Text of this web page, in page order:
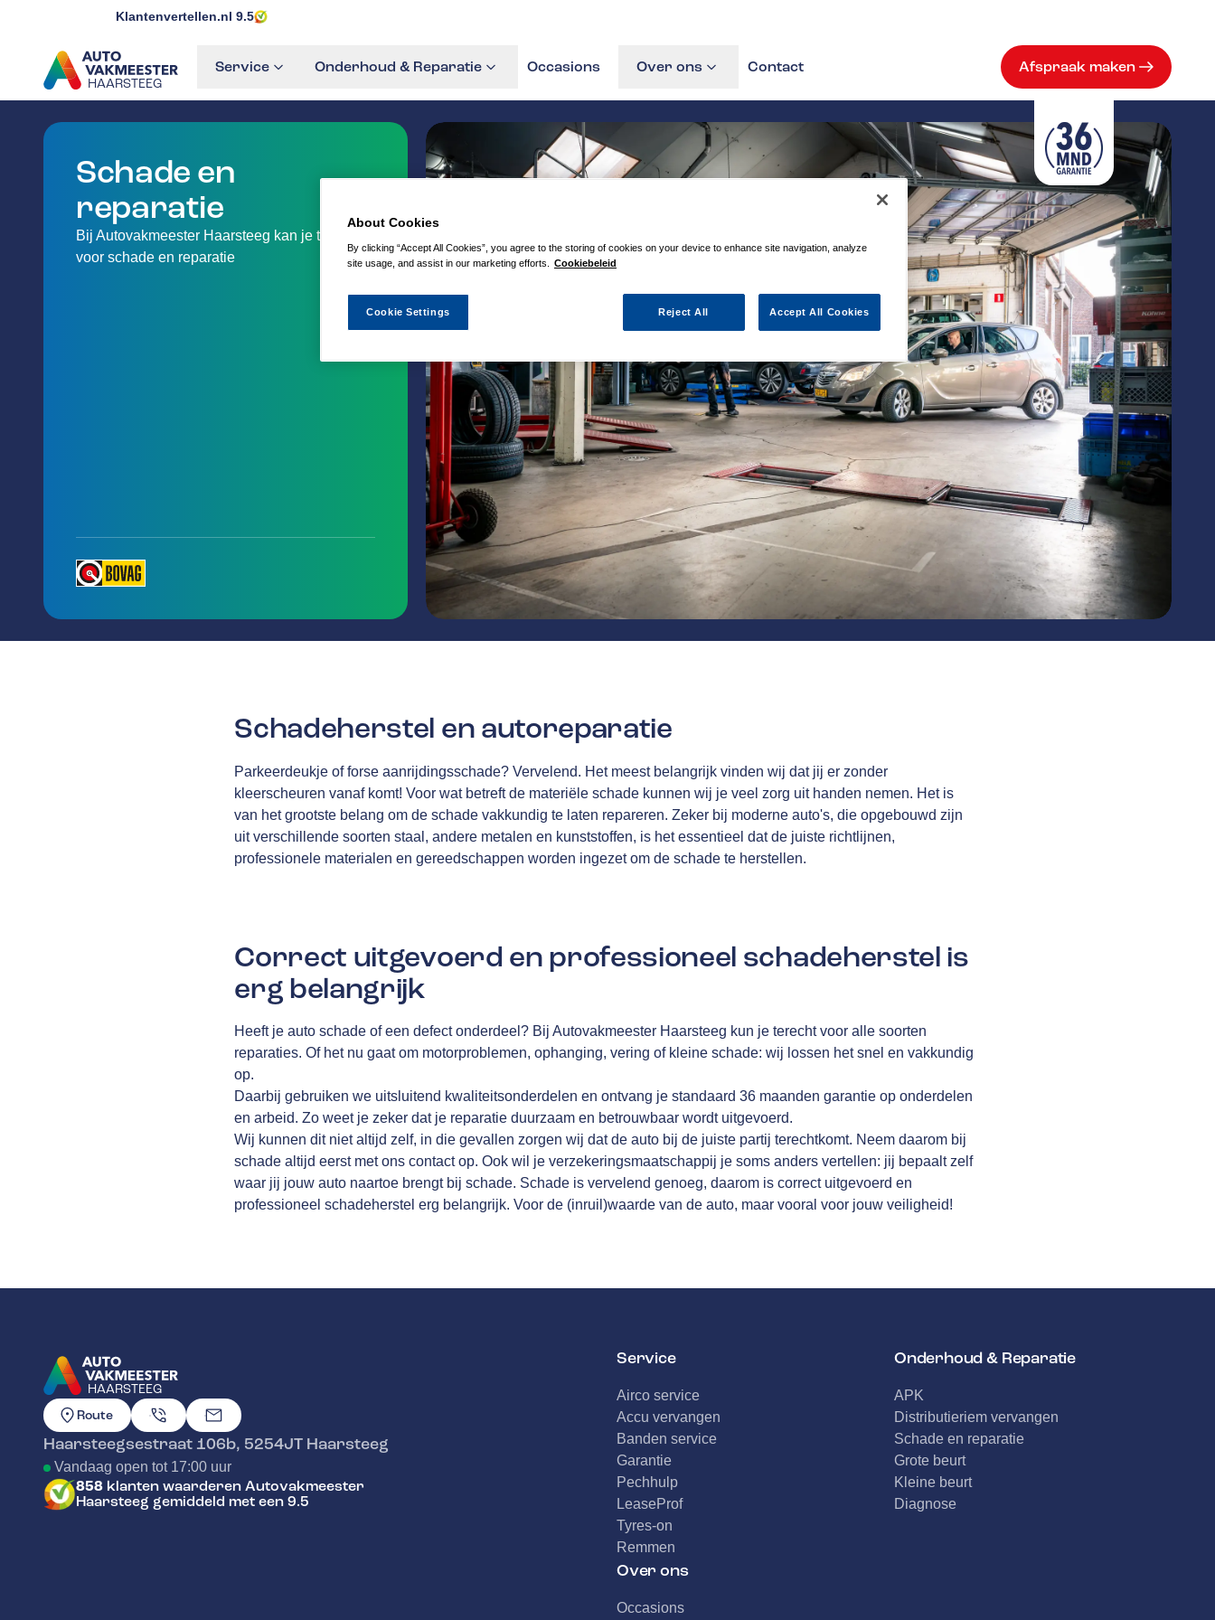
Klantenvertellen.nl 9.5
HAARSTEEG
GA NAAR DE HOMEPAGINA
Service Onderhoud & Reparatie Occasions Over ons Contact Afspraak maken
Schade en
reparatie
Bij Autovakmeester Haarsteeg kan je terecht
voor schade en reparatie
Schadeherstel en autoreparatie
Parkeerdeukje of forse aanrijdingsschade? Vervelend. Het meest belangrijk vinden wij dat jij er zonder
kleerscheuren vanaf komt! Voor wat betreft de materiële schade kunnen wij je veel zorg uit handen nemen. Het is
van het grootste belang om de schade vakkundig te laten repareren. Zeker bij moderne auto's, die opgebouwd zijn
uit verschillende soorten staal, andere metalen en kunststoffen, is het essentieel dat de juiste richtlijnen,
professionele materialen en gereedschappen worden ingezet om de schade te herstellen.
Correct uitgevoerd en professioneel schadeherstel is
erg belangrijk
Heeft je auto schade of een defect onderdeel? Bij Autovakmeester Haarsteeg kun je terecht voor alle soorten
reparaties. Of het nu gaat om motorproblemen, ophanging, vering of kleine schade: wij lossen het snel en vakkundig
op.
Daarbij gebruiken we uitsluitend kwaliteitsonderdelen en ontvang je standaard 36 maanden garantie op onderdelen
en arbeid. Zo weet je zeker dat je reparatie duurzaam en betrouwbaar wordt uitgevoerd.
Wij kunnen dit niet altijd zelf, in die gevallen zorgen wij dat de auto bij de juiste partij terechtkomt. Neem daarom bij
schade altijd eerst met ons contact op. Ook wil je verzekeringsmaatschappij je soms anders vertellen: jij bepaalt zelf
waar jij jouw auto naartoe brengt bij schade. Schade is vervelend genoeg, daarom is correct uitgevoerd en
professioneel schadeherstel erg belangrijk. Voor de (inruil)waarde van de auto, maar vooral voor jouw veiligheid!
HAARSTEEG
GA NAAR DE HOMEPAGINA
Route
Haarsteegsestraat 106b, 5254JT Haarsteeg
Vandaag open tot 17:00 uur
858 klanten waarderen Autovakmeester
Haarsteeg gemiddeld met een 9.5
Service
Airco service
Accu vervangen
Banden service
Garantie
Pechhulp
LeaseProf
Tyres-on
Remmen
Onderhoud & Reparatie
APK
Distributieriem vervangen
Schade en reparatie
Grote beurt
Kleine beurt
Diagnose
Over ons
Occasions
About Cookies
By clicking “Accept All Cookies”, you agree to the storing of cookies on your device to enhance site navigation, analyze
site usage, and assist in our marketing efforts.
Cookiebeleid
Reject All Accept All Cookies
Cookie Settings